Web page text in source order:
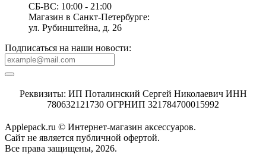
СБ-ВС: 10:00 - 21:00
Магазин в Санкт-Петербурге:
ул. Рубинштейна, д. 26
Подписаться на наши новости:
Реквизиты: ИП Поталинский Сергей Николаевич ИНН
780632121730 ОГРНИП 321784700015992
Applepack.ru © Интернет-магазин аксессуаров.
Cайт не является публичной офертой.
Все права защищены, 2026.